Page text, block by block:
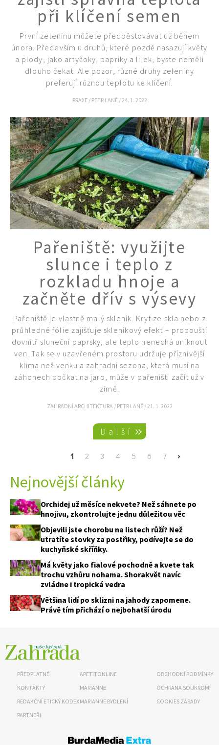
při klíčení semen
První zeleninu můžete předpěstovávat už během
února. Především u druhů, které pozdě nasazují květy
a plody, jako artyčoky, papriky a lilek, byste neměli
dlouho čekat. Ale pozor, různé druhy zeleniny
preferují různou teplotu ke klíčení.
PRAXE / PETR LANĚ / 24. 1. 2022
Pařeniště: využijte
slunce i teplo z
rozkladu hnoje a
začněte dřív s výsevy
Pařeniště je vlastně malý skleník. Kryt ze skla nebo z
průhledné fólie zajišťuje skleníkový efekt – propouští
dovnitř sluneční paprsky, ale teplo nenechá uniknout
ven. Tak se v uzavřeném prostoru udržuje příznivější
klima než venku a zahradní sezona, která musí na
záhonech počkat na jaro, může v pařeništi začít už v
zimě.
ZAHRADNÍ ARCHITEKTURA / PETR LANĚ /21. 1. 2022
Pagination
Další
Current
1 Page
2 Page
3 Page
4 Page
5 Page
6 Page
7
Next
›
Nejnovější články
Orchidej už měsíce nekvete? Než sáhnete po
hnojivu, zkontrolujte jednu důležitou věc
Objevili jste chorobu na listech růží? Než
utratíte stovky za postřiky, podívejte se do
kuchyňské skříňky.
Má květy jako fialové pochodně a kvete tak
trochu vzhůru nohama. Shorakvět navíc
zvládne i tropická vedra
Většina lidí po sklizni na jahody zapomene.
Právě tím přichází o nejbohatší úrodu
PŘEDPLATNÉ
KONTAKTY
REDAKČNÍ ETICKÝ KODEX
PARTNEŘI
APETITONLINE
MARIANNE
MARIANNE BYDLENÍ
OBCHODNÍ PODMÍNKY
OCHRANA SOUKROMÍ
COOKIES ZÁSADY